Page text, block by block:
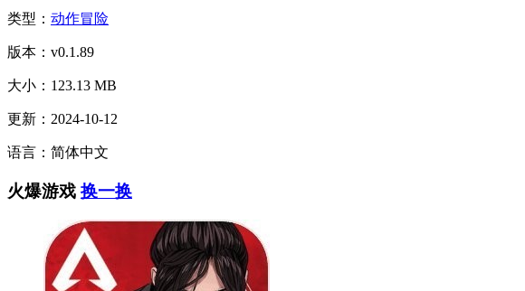
类型： 动作冒险
版本：v0.1.89
大小：123.13 MB
更新：2024-10-12
语言：简体中文
火爆游戏 换一换